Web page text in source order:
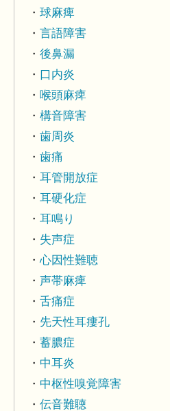
球麻痺
言語障害
後鼻漏
口内炎
喉頭麻痺
構音障害
歯周炎
歯痛
耳管開放症
耳硬化症
耳鳴り
失声症
心因性難聴
声帯麻痺
舌痛症
先天性耳瘻孔
蓄膿症
中耳炎
中枢性嗅覚障害
伝音難聴